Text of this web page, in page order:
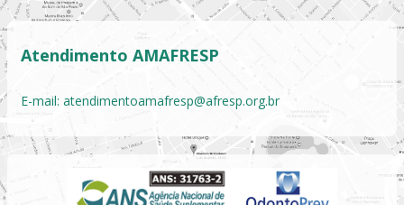
Atendimento AMAFRESP
E-mail: atendimentoamafresp@afresp.org.br